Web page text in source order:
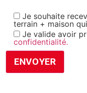
Je souhaite
terrain + maison
Je valide avoir
confidentialité.